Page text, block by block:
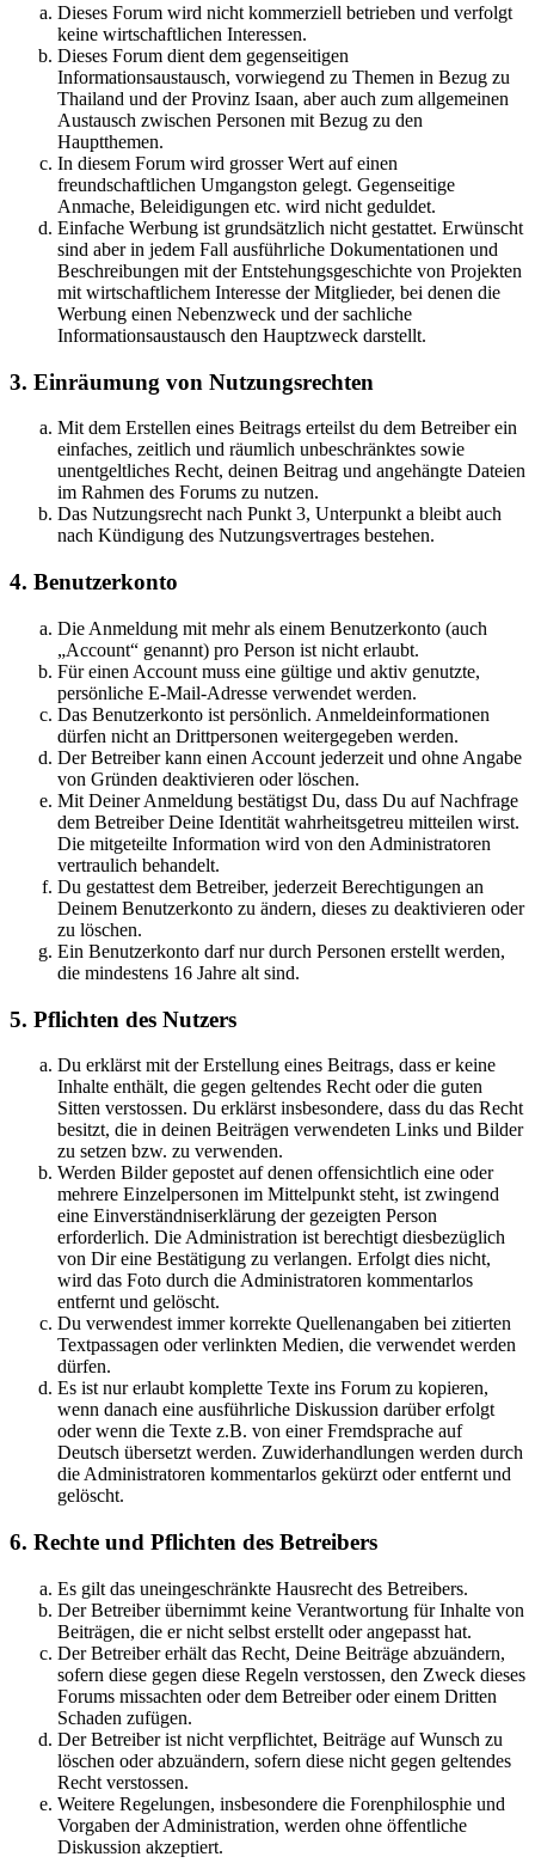
Dieses Forum wird nicht kommerziell betrieben und verfolgt
keine wirtschaftlichen Interessen.
Dieses Forum dient dem gegenseitigen
Informationsaustausch, vorwiegend zu Themen in Bezug zu
Thailand und der Provinz Isaan, aber auch zum allgemeinen
Austausch zwischen Personen mit Bezug zu den
Hauptthemen.
In diesem Forum wird grosser Wert auf einen
freundschaftlichen Umgangston gelegt. Gegenseitige
Anmache, Beleidigungen etc. wird nicht geduldet.
Einfache Werbung ist grundsätzlich nicht gestattet. Erwünscht
sind aber in jedem Fall ausführliche Dokumentationen und
Beschreibungen mit der Entstehungsgeschichte von Projekten
mit wirtschaftlichem Interesse der Mitglieder, bei denen die
Werbung einen Nebenzweck und der sachliche
Informationsaustausch den Hauptzweck darstellt.
3. Einräumung von Nutzungsrechten
Mit dem Erstellen eines Beitrags erteilst du dem Betreiber ein
einfaches, zeitlich und räumlich unbeschränktes sowie
unentgeltliches Recht, deinen Beitrag und angehängte Dateien
im Rahmen des Forums zu nutzen.
Das Nutzungsrecht nach Punkt 3, Unterpunkt a bleibt auch
nach Kündigung des Nutzungsvertrages bestehen.
4. Benutzerkonto
Die Anmeldung mit mehr als einem Benutzerkonto (auch
„Account“ genannt) pro Person ist nicht erlaubt.
Für einen Account muss eine gültige und aktiv genutzte,
persönliche E-Mail-Adresse verwendet werden.
Das Benutzerkonto ist persönlich. Anmeldeinformationen
dürfen nicht an Drittpersonen weitergegeben werden.
Der Betreiber kann einen Account jederzeit und ohne Angabe
von Gründen deaktivieren oder löschen.
Mit Deiner Anmeldung bestätigst Du, dass Du auf Nachfrage
dem Betreiber Deine Identität wahrheitsgetreu mitteilen wirst.
Die mitgeteilte Information wird von den Administratoren
vertraulich behandelt.
Du gestattest dem Betreiber, jederzeit Berechtigungen an
Deinem Benutzerkonto zu ändern, dieses zu deaktivieren oder
zu löschen.
Ein Benutzerkonto darf nur durch Personen erstellt werden,
die mindestens 16 Jahre alt sind.
5. Pflichten des Nutzers
Du erklärst mit der Erstellung eines Beitrags, dass er keine
Inhalte enthält, die gegen geltendes Recht oder die guten
Sitten verstossen. Du erklärst insbesondere, dass du das Recht
besitzt, die in deinen Beiträgen verwendeten Links und Bilder
zu setzen bzw. zu verwenden.
Werden Bilder gepostet auf denen offensichtlich eine oder
mehrere Einzelpersonen im Mittelpunkt steht, ist zwingend
eine Einverständniserklärung der gezeigten Person
erforderlich. Die Administration ist berechtigt diesbezüglich
von Dir eine Bestätigung zu verlangen. Erfolgt dies nicht,
wird das Foto durch die Administratoren kommentarlos
entfernt und gelöscht.
Du verwendest immer korrekte Quellenangaben bei zitierten
Textpassagen oder verlinkten Medien, die verwendet werden
dürfen.
Es ist nur erlaubt komplette Texte ins Forum zu kopieren,
wenn danach eine ausführliche Diskussion darüber erfolgt
oder wenn die Texte z.B. von einer Fremdsprache auf
Deutsch übersetzt werden. Zuwiderhandlungen werden durch
die Administratoren kommentarlos gekürzt oder entfernt und
gelöscht.
6. Rechte und Pflichten des Betreibers
Es gilt das uneingeschränkte Hausrecht des Betreibers.
Der Betreiber übernimmt keine Verantwortung für Inhalte von
Beiträgen, die er nicht selbst erstellt oder angepasst hat.
Der Betreiber erhält das Recht, Deine Beiträge abzuändern,
sofern diese gegen diese Regeln verstossen, den Zweck dieses
Forums missachten oder dem Betreiber oder einem Dritten
Schaden zufügen.
Der Betreiber ist nicht verpflichtet, Beiträge auf Wunsch zu
löschen oder abzuändern, sofern diese nicht gegen geltendes
Recht verstossen.
Weitere Regelungen, insbesondere die Forenphilosphie und
Vorgaben der Administration, werden ohne öffentliche
Diskussion akzeptiert.